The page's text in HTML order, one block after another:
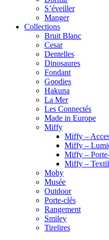
S’éveiller
Manger
Collections
Bruit Blanc
Cesar
Dentelles
Dinosaures
Fondant
Goodies
Hakuna
La Mer
Les Connectés
Made in Europe
Miffy
Miffy –
Miffy –
Miffy –
Miffy –
Moby
Musée
Outdoor
Porte-clés
Rangement
Smiley
Tirelires